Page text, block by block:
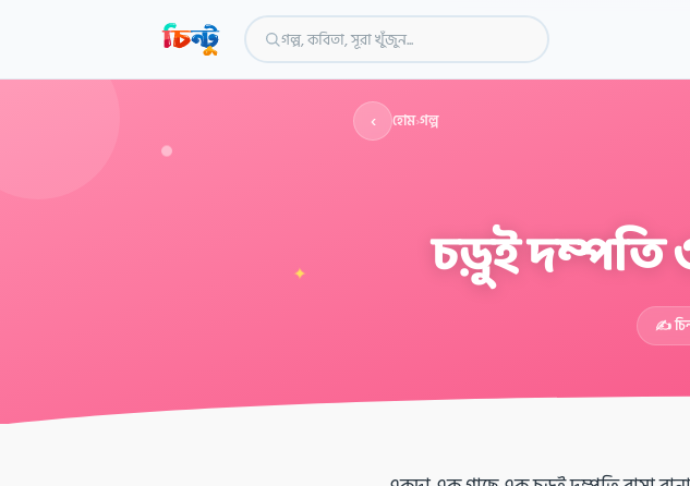
গল্প, কবিতা, সূরা খুঁজুন...
✦
‹ হোম›গল্প
চড়ুই দম্পতি
✍️